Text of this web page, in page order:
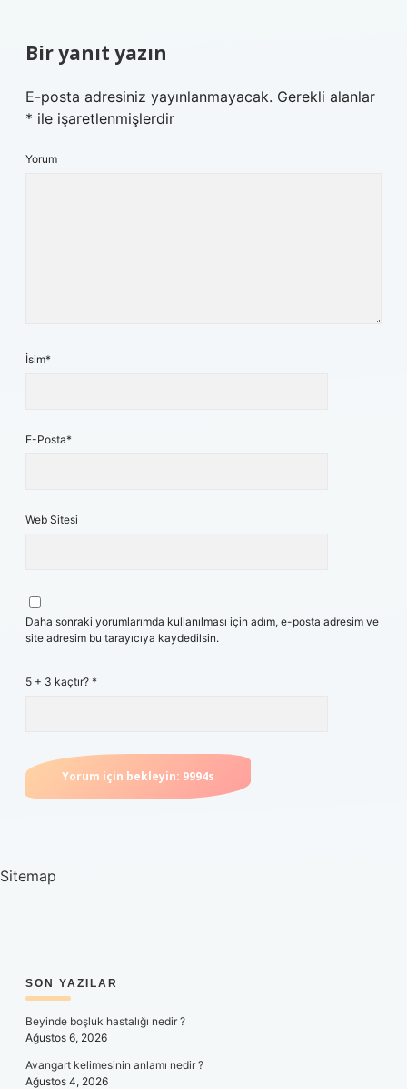
Bir yanıt yazın
E-posta adresiniz yayınlanmayacak. Gerekli alanlar
* ile işaretlenmişlerdir
Yorum
İsim*
E-Posta*
Web Sitesi
Daha sonraki yorumlarımda kullanılması için adım, e-posta adresim ve
site adresim bu tarayıcıya kaydedilsin.
5 + 3 kaçtır? *
Sitemap
SIDEBAR
SON YAZILAR
Beyinde boşluk hastalığı nedir ?
Ağustos 6, 2026
Avangart kelimesinin anlamı nedir ?
Ağustos 4, 2026